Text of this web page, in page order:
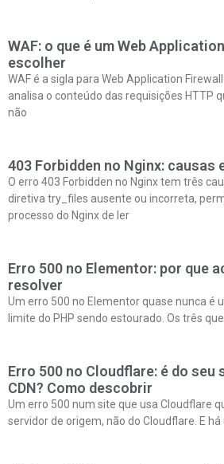
WAF: o que é um Web
escolher
WAF é a sigla para Web Application
analisa o conteúdo das requisições HTTP
não
403 Forbidden no Nginx: causas
O erro 403 Forbidden no Nginx tem três
diretiva try_files ausente ou incorreta,
processo do Nginx de ler
Erro 500 no Elementor: por que
resolver
Um erro 500 no Elementor quase nunca é
limite do PHP sendo estourado. Os três
Erro 500 no Cloudflare: é do seu
CDN? Como descobrir
Um erro 500 num site que usa Cloudflare
servidor de origem, não do Cloudflare. E